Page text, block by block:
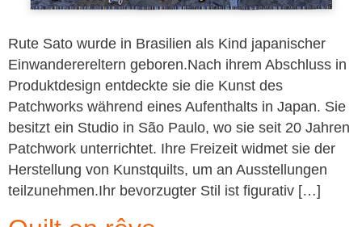
Rute Sato wurde in Brasilien als Kind japanischer
Einwanderereltern geboren.Nach ihrem Abschluss in
Produktdesign entdeckte sie die Kunst des
Patchworks während eines Aufenthalts in Japan. Sie
besitzt ein Studio in São Paulo, wo sie seit 20 Jahren
Patchwork unterrichtet. Ihre Freizeit widmet sie der
Herstellung von Kunstquilts, um an Ausstellungen
teilzunehmen.Ihr bevorzugter Stil ist figurativ […]